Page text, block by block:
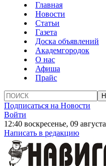
Главная
Новости
Статьи
Газета
Доска объявлений
Академгородок
О нас
Афиша
Прайс
Подписаться на Новости
Войти
12:40 воскресенье, 09 августа
Написать в редакцию